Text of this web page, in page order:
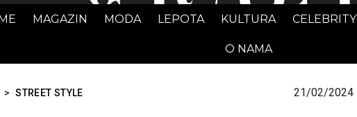
GRAZIA Srbija
MAGAZIN MODA LEPOTA KULTURA CELEBRITY
O NAMA
> STREET STYLE 21/02/2024